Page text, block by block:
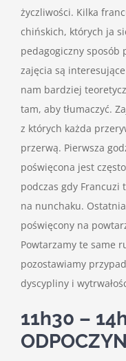
życzliwości. Kilka
chińskich, których ja
pedagogiczny sposób
zajęcia są
nam bardziej
tam, aby tłumaczyć.
z których każda
przerwą. Pierwsza
poświęcona jest
podczas gdy Francuzi
na nunchaku.
poświęcony na
Powtarzamy te same
pozostawiamy
dyscypliny i
11h30 –